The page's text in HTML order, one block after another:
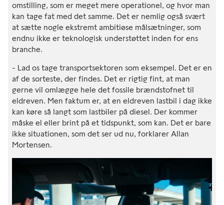
omstilling, som er meget mere operationel, og hvor man
kan tage fat med det samme. Det er nemlig også svært
at sætte nogle ekstremt ambitiøse målsætninger, som
endnu ikke er teknologisk understøttet inden for ens
branche.
- Lad os tage transportsektoren som eksempel. Det er en
af de sorteste, der findes. Det er rigtig fint, at man
gerne vil omlægge hele det fossile brændstofnet til
eldreven. Men faktum er, at en eldreven lastbil i dag ikke
kan køre så langt som lastbiler på diesel. Der kommer
måske el eller brint på et tidspunkt, som kan. Det er bare
ikke situationen, som det ser ud nu, forklarer Allan
Mortensen.